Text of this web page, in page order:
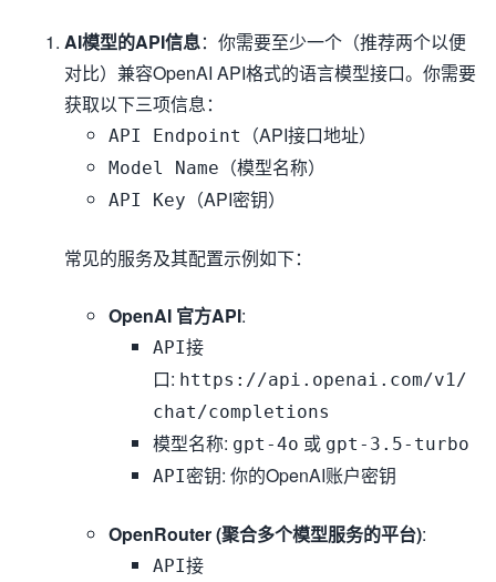
AI模型的API信息：你需要至少一个（推荐两个以便
对比）兼容OpenAI API格式的语言模型接口。你需要
获取以下三项信息：
API Endpoint （API接口地址）
Model Name （模型名称）
API Key （API密钥）
常见的服务及其配置示例如下：
OpenAI 官方API:
API接
口: https://api.openai.com/v1/
chat/completions
模型名称: gpt-4o 或 gpt-3.5-turbo
API密钥: 你的OpenAI账户密钥
OpenRouter (聚合多个模型服务的平台):
API接